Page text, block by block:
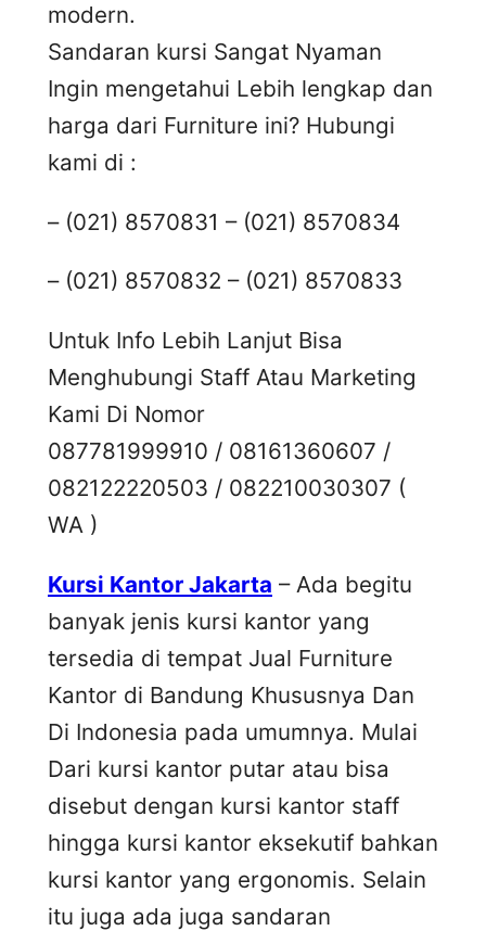
modern.
Sandaran kursi Sangat Nyaman
Ingin mengetahui Lebih lengkap dan
harga dari Furniture ini? Hubungi
kami di :
– (021) 8570831 – (021) 8570834
– (021) 8570832 – (021) 8570833
Untuk Info Lebih Lanjut Bisa
Menghubungi Staff Atau Marketing
Kami Di Nomor
087781999910 / 08161360607 /
082122220503 / 082210030307 (
WA )
Kursi Kantor Jakarta – Ada begitu
banyak jenis kursi kantor yang
tersedia di tempat Jual Furniture
Kantor di Bandung Khususnya Dan
Di Indonesia pada umumnya. Mulai
Dari kursi kantor putar atau bisa
disebut dengan kursi kantor staff
hingga kursi kantor eksekutif bahkan
kursi kantor yang ergonomis. Selain
itu juga ada juga sandaran